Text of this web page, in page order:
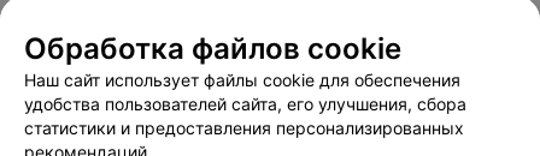
О проекте Новости проекта
Размещение рекламы
Медицинский маркетинг
Публичный договор
Пользовательское соглашение
Способы оплаты
Вакансии
Партнеры
Обработка файлов cookie
Наш сайт использует файлы cookie для обеспечения
удобства пользователей сайта, его улучшения, сбора
статистики и предоставления персонализированных
рекомендаций.